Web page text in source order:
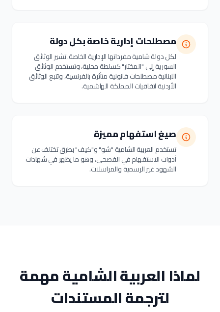
مصطلحات إدارية خاصة بكل دولة
لكل دولة شامية مفرداتها الإدارية الخاصة. تشير الوثائق
السورية إلى "المختار" كسلطة محلية، وتستخدم الوثائق
اللبنانية مصطلحات قانونية متأثرة بالفرنسية، وتتبع الوثائق
الأردنية اتفاقيات المملكة الهاشمية.
صيغ استفهام مميزة
تستخدم العربية الشامية "شو" و"كيف" بطرق تختلف عن
أدوات الاستفهام في الفصحى، وهو ما يظهر في شهادات
الشهود غير الرسمية والمراسلات.
لماذا العربية الشامية مهمة
لترجمة المستندات